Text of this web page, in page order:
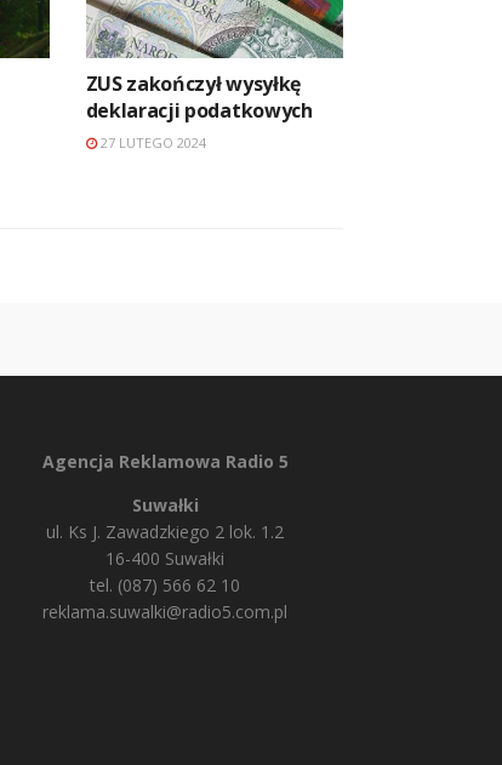
ZUS zakończył wysyłkę
deklaracji podatkowych
27 LUTEGO 2024
Agencja Reklamowa Radio 5
Suwałki
ul. Ks J. Zawadzkiego 2 lok. 1.2
16-400 Suwałki
tel. (087) 566 62 10
reklama.suwalki@radio5.com.pl